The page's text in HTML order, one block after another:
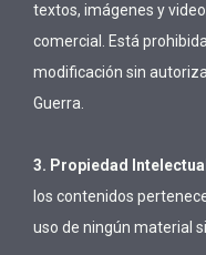
textos, imágenes y
comercial. Está
modificación sin
Guerra.
3. Propiedad Intelectual
los contenidos
uso de ningún material